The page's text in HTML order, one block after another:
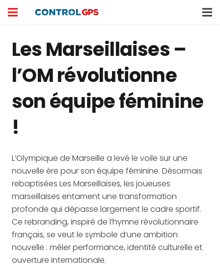
Les Marseillaises –
l’OM révolutionne
son équipe féminine
!
L’Olympique de Marseille a levé le voile sur une
nouvelle ère pour son équipe féminine. Désormais
rebaptisées Les Marseillaises, les joueuses
marseillaises entament une transformation
profonde qui dépasse largement le cadre sportif.
Ce rebranding, inspiré de l’hymne révolutionnaire
français, se veut le symbole d’une ambition
nouvelle : mêler performance, identité culturelle et
ouverture internationale.